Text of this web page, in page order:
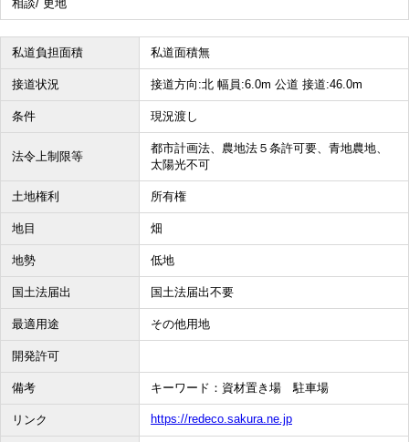
相談/ 更地
私道負担面積 私道面積無
接道状況 接道方向:北 幅員:6.0m 公道 接道:46.0m
条件 現況渡し
法令上制限等
都市計画法、農地法５条許可要、青地農地、
太陽光不可
土地権利 所有権
地目 畑
地勢 低地
国土法届出 国土法届出不要
最適用途 その他用地
開発許可
備考 キーワード：資材置き場 駐車場
リンク https://redeco.sakura.ne.jp